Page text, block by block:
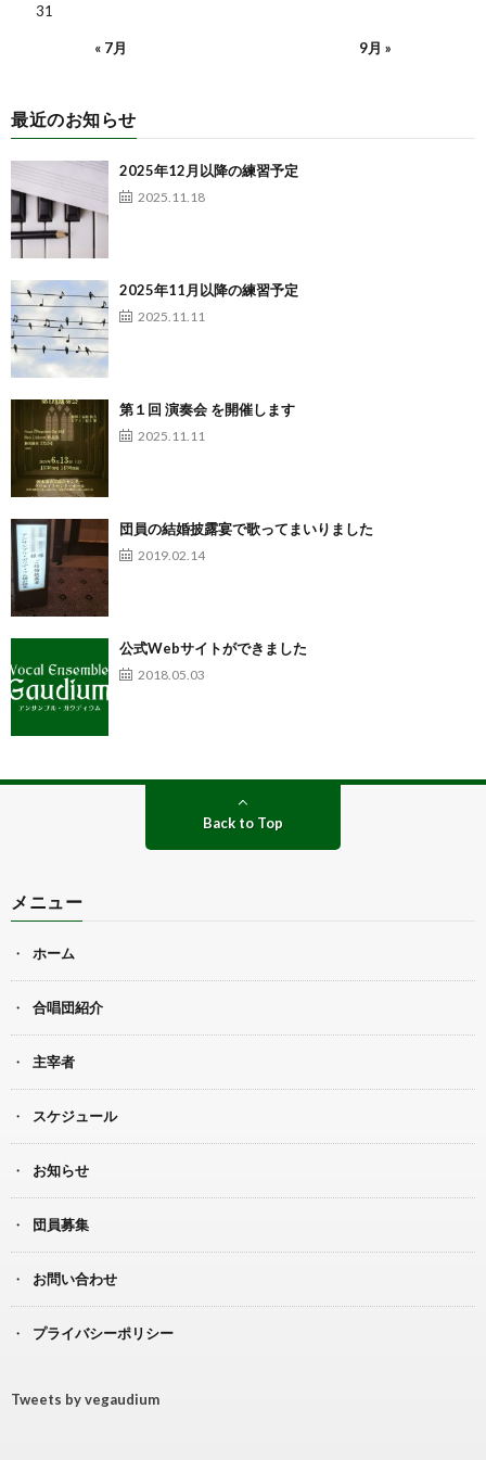
31
« 7月 9月 »
最近のお知らせ
2025年12月以降の練習予定
2025.11.18
2025年11月以降の練習予定
2025.11.11
第１回 演奏会 を開催します
2025.11.11
団員の結婚披露宴で歌ってまいりました
2019.02.14
公式Webサイトができました
2018.05.03
Back to Top
メニュー
ホーム
合唱団紹介
主宰者
スケジュール
お知らせ
団員募集
お問い合わせ
プライバシーポリシー
Tweets by vegaudium